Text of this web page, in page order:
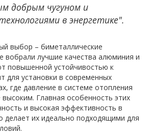
добрым чугуном и
в энергетике".
выбор – биметаллические
вобрали лучшие качества алюминия и
повышенной устойчивостью к
для установки в современных
где давление в системе отопления
Главная особенность этих
и высокая эффективность в
делает их идеально подходящими для